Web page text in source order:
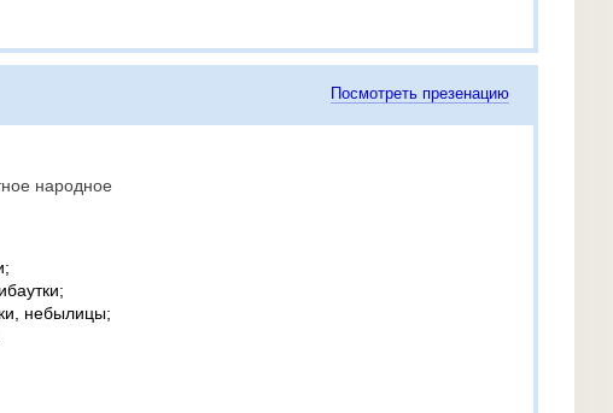
Посмотреть презенацию
народное
небылицы;